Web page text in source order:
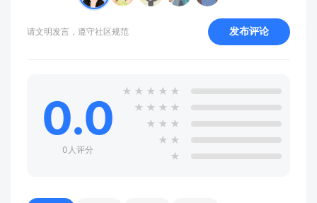
请文明发言，遵守社区规范 发布评论
0.0
0人评分
★ ★ ★ ★ ★
★ ★ ★ ★
★ ★ ★
★ ★
★